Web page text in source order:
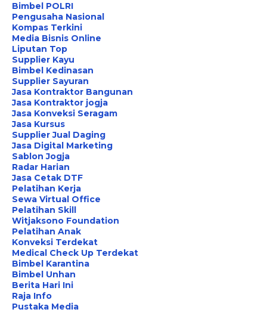
Bimbel POLRI
Pengusaha Nasional
Kompas Terkini
Media Bisnis Online
Liputan Top
Supplier Kayu
Bimbel Kedinasan
Supplier Sayuran
Jasa Kontraktor Bangunan
Jasa Kontraktor jogja
Jasa Konveksi Seragam
Jasa Kursus
Supplier Jual Daging
Jasa Digital Marketing
Sablon Jogja
Radar Harian
Jasa Cetak DTF
Pelatihan Kerja
Sewa Virtual Office
Pelatihan Skill
Witjaksono Foundation
Pelatihan Anak
Konveksi Terdekat
Medical Check Up Terdekat
Bimbel Karantina
Bimbel Unhan
Berita Hari Ini
Raja Info
Pustaka Media